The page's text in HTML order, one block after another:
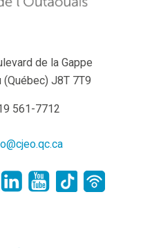
de la Gappe
(Québec) J8T 7T9
561-7712